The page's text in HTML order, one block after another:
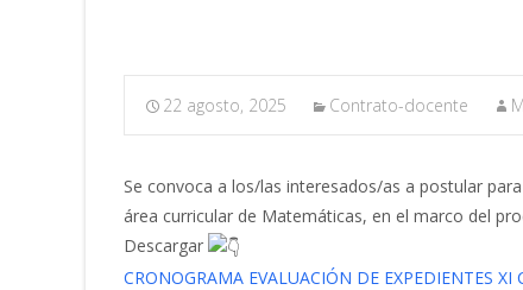
22 agosto, 2025 Contrato-docente
Se convoca a los/las interesados/as a postular
área curricular de Matemáticas, en el marco del
Descargar
CRONOGRAMA EVALUACIÓN DE EXPEDIENTES XI